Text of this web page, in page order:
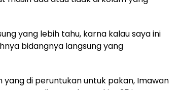
yang lebih tahu, karna kalau saya ini
bidangnya langsung yang
di peruntukan untuk pakan, Imawan